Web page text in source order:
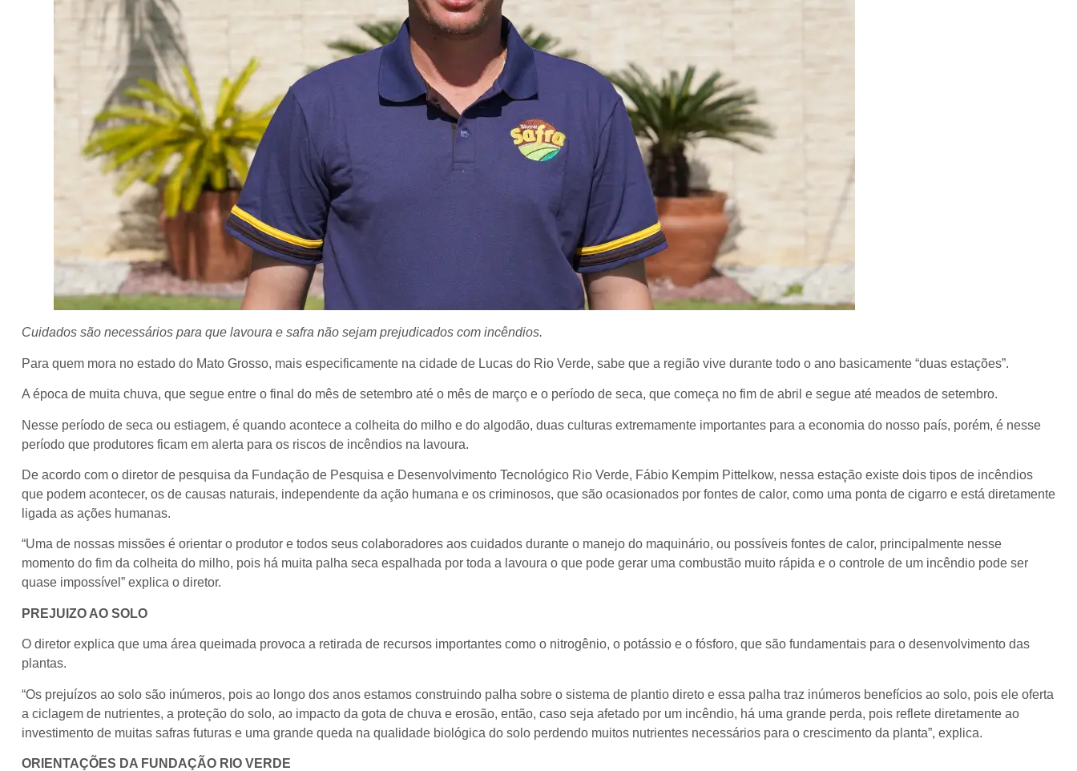
Cuidados são necessários para que lavoura e safra não sejam prejudicados com incêndios.
Para quem mora no estado do Mato Grosso, mais especificamente na cidade de Lucas do Rio Verde, sabe que a região vive durante todo o ano basicamente “duas estações”.
A época de muita chuva, que segue entre o final do mês de setembro até o mês de março e o período de seca, que começa no fim de abril e segue até meados de setembro.
Nesse período de seca ou estiagem, é quando acontece a colheita do milho e do algodão, duas culturas extremamente importantes para a economia do nosso país, porém, é nesse
período que produtores ficam em alerta para os riscos de incêndios na lavoura.
De acordo com o diretor de pesquisa da Fundação de Pesquisa e Desenvolvimento Tecnológico Rio Verde, Fábio Kempim Pittelkow, nessa estação existe dois tipos de incêndios
que podem acontecer, os de causas naturais, independente da ação humana e os criminosos, que são ocasionados por fontes de calor, como uma ponta de cigarro e está diretamente
ligada as ações humanas.
“Uma de nossas missões é orientar o produtor e todos seus colaboradores aos cuidados durante o manejo do maquinário, ou possíveis fontes de calor, principalmente nesse
momento do fim da colheita do milho, pois há muita palha seca espalhada por toda a lavoura o que pode gerar uma combustão muito rápida e o controle de um incêndio pode ser
quase impossível” explica o diretor.
PREJUIZO AO SOLO
O diretor explica que uma área queimada provoca a retirada de recursos importantes como o nitrogênio, o potássio e o fósforo, que são fundamentais para o desenvolvimento das
plantas.
“Os prejuízos ao solo são inúmeros, pois ao longo dos anos estamos construindo palha sobre o sistema de plantio direto e essa palha traz inúmeros benefícios ao solo, pois ele oferta
a ciclagem de nutrientes, a proteção do solo, ao impacto da gota de chuva e erosão, então, caso seja afetado por um incêndio, há uma grande perda, pois reflete diretamente ao
investimento de muitas safras futuras e uma grande queda na qualidade biológica do solo perdendo muitos nutrientes necessários para o crescimento da planta”, explica.
ORIENTAÇÕES DA FUNDAÇÃO RIO VERDE